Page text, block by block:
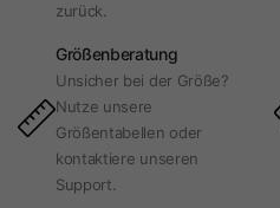
zurück.
Größenberatung
Unsicher bei der Größe?
Nutze unsere
Größentabellen oder
kontaktiere unseren
Support.